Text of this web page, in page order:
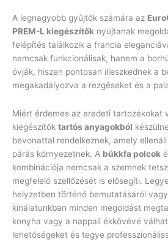
A legnagyobb gyűjtők számára az
PREM-L kiegészítők nyújtanak
felépítés találkozik a francia
nemcsak funkcionálisak, hanem a
óvják, hiszen pontosan illeszkednek a
megakadályozva a rezgéseket és a
Miért érdemes az eredeti tartozékokat
kiegészítők tartós anyagokból
bevonattal rendelkeznek, amely
párás környezetnek. A bükkfa polcok
kombinációja nemcsak a szemnek
megfelelő szellőzését is elősegíti.
helyzetben történő bemutatásáról
kínálatunkban minden megoldást
konyha vagy a nappali ékkövévé
lehetőségeket és tegye